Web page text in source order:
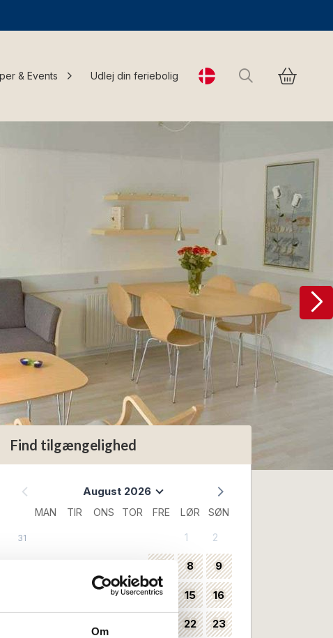
Om
& Events Udlej din feriebolig Change language
Søg
Find tilgængelighed
August 2026
MAN TIR ONS TOR FRE LØR SØN
31 1 2
8 9
13 14 15 16
22 23